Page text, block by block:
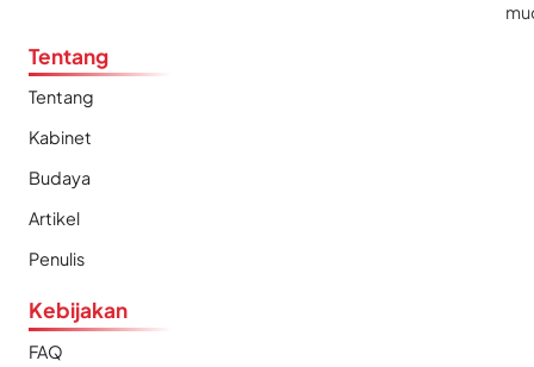
Tentang
Tentang
Kabinet
Budaya
Artikel
Penulis
Kebijakan
FAQ